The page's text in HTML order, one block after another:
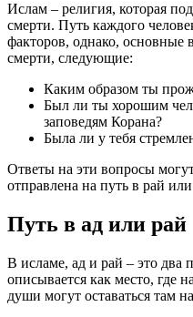
Ислам – религия, которая
смерти. Путь каждого
факторов, однако, основные
смерти, следующие:
Каким образом ты
Был ли ты хорошим
заповедям Корана?
Была ли у тебя
Ответы на эти вопросы
отправлена на путь в рай
Путь в ад или рай
В исламе, ад и рай – это
описывается как место, где
души могут оставаться там